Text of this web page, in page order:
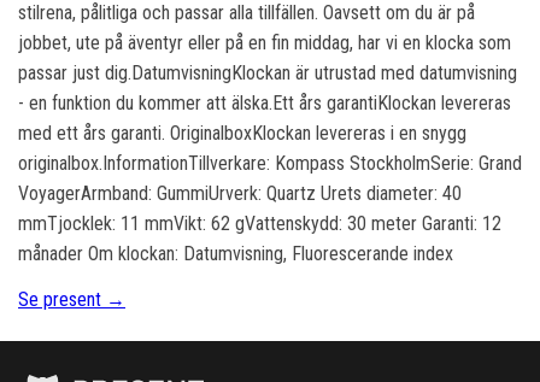
stilrena, pålitliga och passar alla tillfällen. Oavsett om du är på
jobbet, ute på äventyr eller på en fin middag, har vi en klocka som
passar just dig.DatumvisningKlockan är utrustad med datumvisning
- en funktion du kommer att älska.Ett års garantiKlockan levereras
med ett års garanti. OriginalboxKlockan levereras i en snygg
originalbox.InformationTillverkare: Kompass StockholmSerie: Grand
VoyagerArmband: GummiUrverk: Quartz Urets diameter: 40
mmTjocklek: 11 mmVikt: 62 gVattenskydd: 30 meter Garanti: 12
månader Om klockan: Datumvisning, Fluorescerande index
Se present →